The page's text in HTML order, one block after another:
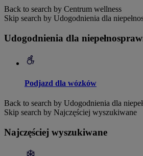
Back to search by Centrum wellness
Skip search by Udogodnienia dla
Udogodnienia dla
Podjazd dla wózków
Back to search by Udogodnienia dla
Skip search by Najczęściej wyszukiwane
Najczęściej wyszukiwane